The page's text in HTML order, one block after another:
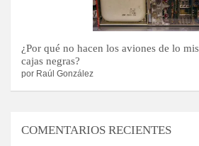
¿Por qué no hacen los aviones de lo
cajas negras?
por Raúl González
COMENTARIOS RECIENTES